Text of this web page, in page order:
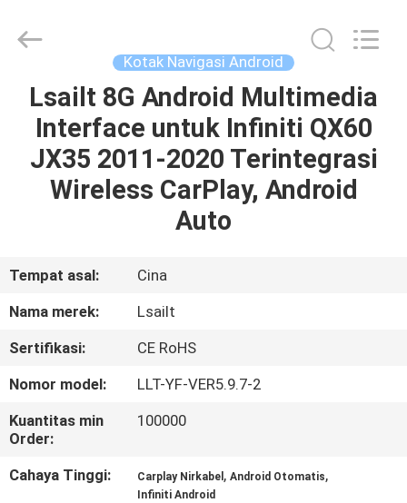
RUMAH
PRODUK
TENTANG
KAMI
TUR
PABRIK
KONTROL
KUALITAS
Electron
Co.,Ltd.
Reserved.
Kotak Navigasi Android
Lsailt 8G Android Multimedia
Interface untuk Infiniti QX60
JX35 2011-2020 Terintegrasi
Wireless CarPlay, Android
Auto
Tempat asal:
Cina
Nama merek:
Lsailt
Sertifikasi:
CE RoHS
Nomor model:
LLT-YF-VER5.9.7-2
Kuantitas min
Order:
100000
Cahaya Tinggi: Carplay Nirkabel ,Android Otomatis,
Infiniti Android